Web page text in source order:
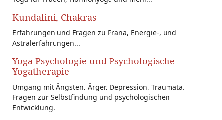
Kundalini, Chakras
Erfahrungen und Fragen zu Prana, Energie-, und
Astralerfahrungen...
Yoga Psychologie und Psychologische
Yogatherapie
Umgang mit Ängsten, Ärger, Depression, Traumata.
Fragen zur Selbstfindung und psychologischen
Entwicklung.